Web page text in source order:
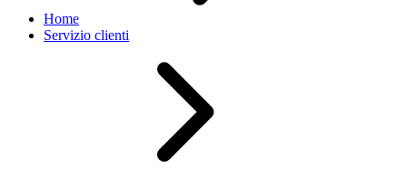
Home
Servizio clienti